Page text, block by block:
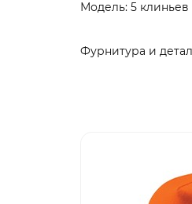
Модель: 5
Фурнитура и